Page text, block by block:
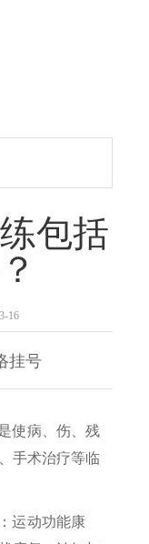
包括
16
挂号
使病、伤、残
手术治疗等临
运动功能康